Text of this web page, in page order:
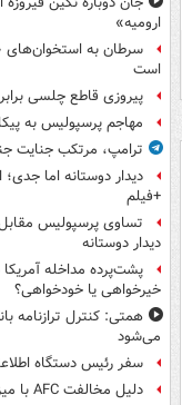
ارومیه»
سرطان به استخوان‌های
است
پیروزی قاطع چلسی
مهاجم پرسپولیس به
ترامپ، مرتکب جنایت
+فیلم
تساوی پرسپولیس مقابل
دیدار دوستانه
پشت‌پرده مداخله
خیرخواهی یا خودخواهی؟
همتی: کنترل ترازنامه
می‌شود
سفر رئیس دستگاه
دلیل مخالفت AFC با میزبانی آبی‌ها در عراق